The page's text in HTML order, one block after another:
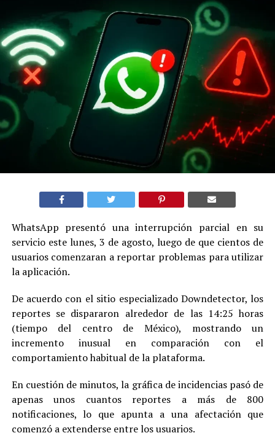
WhatsApp presentó una interrupción parcial en su
servicio este lunes, 3 de agosto, luego de que cientos de
usuarios comenzaran a reportar problemas para utilizar
la aplicación.
De acuerdo con el sitio especializado Downdetector, los
reportes se dispararon alrededor de las 14:25 horas
(tiempo del centro de México), mostrando un
incremento inusual en comparación con el
comportamiento habitual de la plataforma.
En cuestión de minutos, la gráfica de incidencias pasó de
apenas unos cuantos reportes a más de 800
notificaciones, lo que apunta a una afectación que
comenzó a extenderse entre los usuarios.